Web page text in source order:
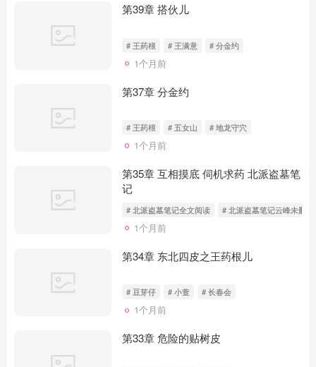
第39章 搭伙儿
# 王药根 # 王满意 # 分金约
1个月前
第37章 分金约
# 王药根 # 五女山 # 地龙守穴
1个月前
第35章 互相摸底 伺机求药 北派盗墓笔
记
# 北派盗墓笔记全文阅读 # 北派盗墓笔记云峰未删减
1个月前
第34章 东北四皮之王药根儿
# 豆芽仔 # 小萱 # 长春会
1个月前
第33章 危险的贴树皮